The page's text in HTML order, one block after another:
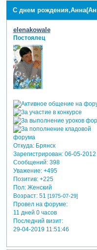
С днем
elenakowale
Постоялец
Откуда:Брянск
Зарегистрирован: 06-05-2012
Сообщений:398
Уважение: +495
Позитив: +225
Пол:Женский
Возраст:51 [1975-07-29]
Провел на форуме:
11 дней 0 часов
Последний визит:
29-04-2019 11:51:46